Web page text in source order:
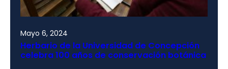
Mayo 6, 2024
Herbario de la Universidad de Concepción
celebra 100 años de conservación botánica